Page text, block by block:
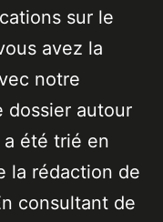
sur le
avez la
notre
dossier autour
été trié en
la rédaction de
consultant de